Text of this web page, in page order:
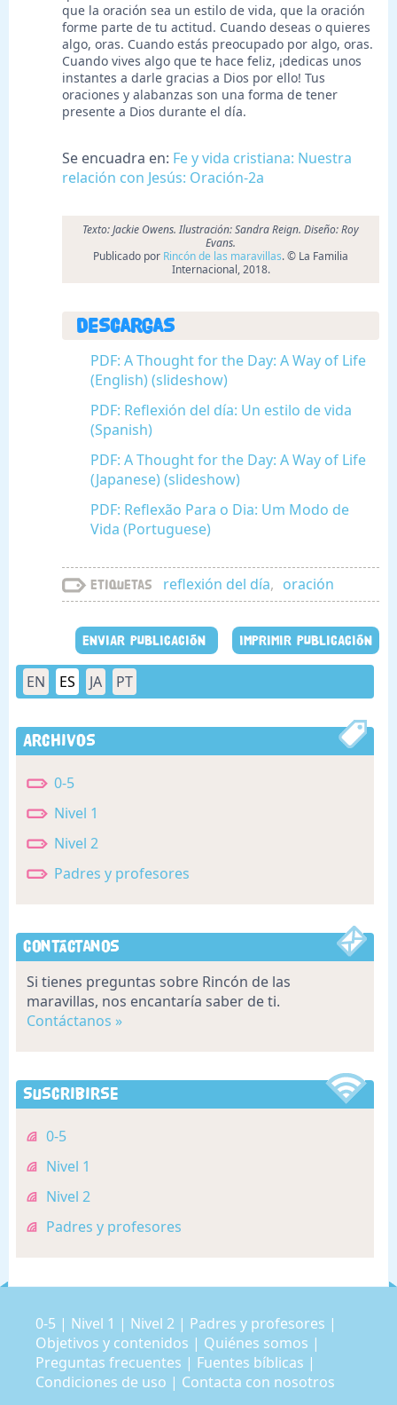
que la oración sea un estilo de vida, que la oración
forme parte de tu actitud. Cuando deseas o quieres
algo, oras. Cuando estás preocupado por algo, oras.
Cuando vives algo que te hace feliz, ¡dedicas unos
instantes a darle gracias a Dios por ello! Tus
oraciones y alabanzas son una forma de tener
presente a Dios durante el día.
Se encuadra en: Fe y vida cristiana: Nuestra
relación con Jesús: Oración-2a
Texto: Jackie Owens. Ilustración: Sandra Reign. Diseño: Roy
Evans.
Publicado por Rincón de las maravillas. © La Familia
Internacional, 2018.
Descargas
PDF: A Thought for the Day: A Way of Life
(English) (slideshow)
PDF: Reflexión del día: Un estilo de vida
(Spanish)
PDF: A Thought for the Day: A Way of Life
(Japanese) (slideshow)
PDF: Reflexão Para o Dia: Um Modo de
Vida (Portuguese)
Etiquetas reflexión del día, oración
ENVIAR PUBLICACIÓN IMPRIMIR PUBLICACIÓN
EN ES JA PT
Archivos
0-5
Nivel 1
Nivel 2
Padres y profesores
Contáctanos
Si tienes preguntas sobre Rincón de las
maravillas, nos encantaría saber de ti.
Contáctanos »
Suscribirse
0-5
Nivel 1
Nivel 2
Padres y profesores
0-5 | Nivel 1 | Nivel 2 | Padres y profesores |
Objetivos y contenidos | Quiénes somos |
Preguntas frecuentes | Fuentes bíblicas |
Condiciones de uso | Contacta con nosotros